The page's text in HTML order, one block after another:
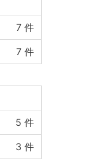
7 件
7 件
5 件
3 件